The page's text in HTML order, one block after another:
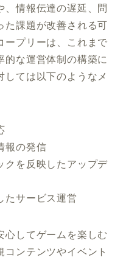
、情報伝達の遅延、問
た課題が改善される可
ープリーは、これまで
的な運営体制の構築に
しては以下のようなメ
報の発信
クを反映したアップデ
たサービス運営
心してゲームを楽しむ
コンテンツやイベント